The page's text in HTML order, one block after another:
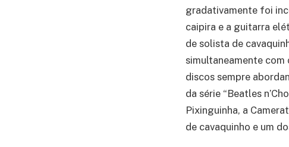
gradativamente foi
caipira e a guitarra
de solista de
simultaneamente com
discos sempre
da série “Beatles
Pixinguinha, a
de cavaquinho e um